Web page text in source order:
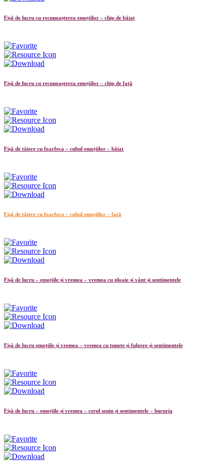
Fișă de lucru cu recunoașterea emoțiilor – chip de băiat
Fișă de lucru cu recunoașterea emoțiilor – chip de fată
Fișă de tăiere cu foarfeca – cubul emoțiilor – băiat
Fișă de tăiere cu foarfeca – cubul emoțiilor – fată
Fișă de lucru – emoțiile și vremea – vremea cu ploaie și vânt și sentimentele
Fișă de lucru emoțiile și vremea – vremea cu tunete și fulgere și sentimentele
Fișă de lucru – emoțiile și vremea – cerul senin și sentimentele – bucuria